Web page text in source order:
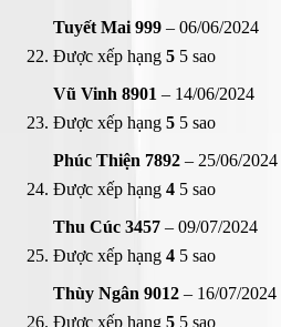
Tuyết Mai 999 – 06/06/2024
Được xếp hạng 5 5 sao
Vũ Vinh 8901 – 14/06/2024
Được xếp hạng 5 5 sao
Phúc Thiện 7892 – 25/06/2024
Được xếp hạng 4 5 sao
Thu Cúc 3457 – 09/07/2024
Được xếp hạng 4 5 sao
Thùy Ngân 9012 – 16/07/2024
Được xếp hạng 5 5 sao